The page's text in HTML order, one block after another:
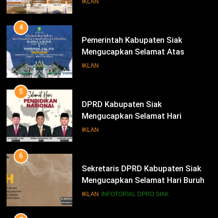
IKLAN
4
Pemerintah Kabupaten Siak
Mengucapkan Selamat Atas
Pengambilan Sumpah Jabatan
IKLAN
5
DPRD Kabupaten Siak
Mengucapkan Selamat Hari
Pendidikan Nasional
IKLAN
6
Sekretaris DPRD Kabupaten Siak
Mengucapkan Selamat Hari Buruh
IKLAN INFOTORIAL DPRD SIAK
Alfedri; Upaya Pemerintah Bersama